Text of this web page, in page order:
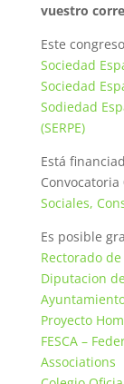
vuestro
Este
Sociedad
Sociedad
Sodiedad
(SERPE)
Está
Convocatoria
Sociales,
Es posible
Rectorado
Diputacion
Proyecto
FESCA –
Associations